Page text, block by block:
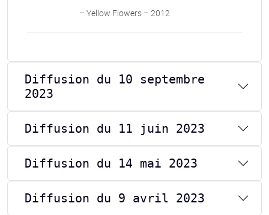
– Yellow Flowers – 2012
Diffusion du 10 septembre
2023
Diffusion du 11 juin 2023
Diffusion du 14 mai 2023
Diffusion du 9 avril 2023